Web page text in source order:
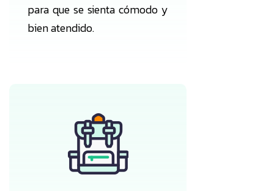
para que se sienta cómodo y
bien atendido.